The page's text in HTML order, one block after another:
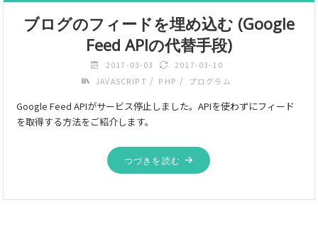
ブログのフィードを埋め込む (Google
Feed APIの代替手段)
2017-03-03
2017-03-10
JAVASCRIPT / PHP / プログラム
Google Feed APIがサービス停止しました。APIを使わずにフィード
を取得する方法をご紹介します。
つづきを読む